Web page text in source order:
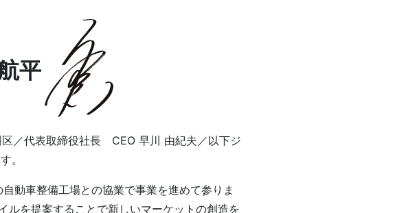
平
／代表取締役社長 CEO 早川 由紀夫／以下ジ
。
動車整備工場との協業で事業を進めて参りま
ルを提案することで新しいマーケットの創造を